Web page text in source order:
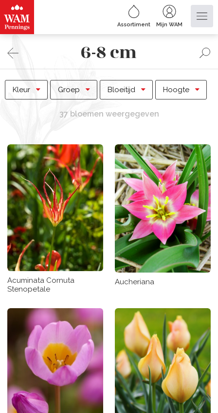
Assortiment Mijn WAM
6-8 cm
Kleur Groep Bloeitijd Hoogte
37 bloemen weergegeven
Acuminata Cornuta
Stenopetale
Aucheriana